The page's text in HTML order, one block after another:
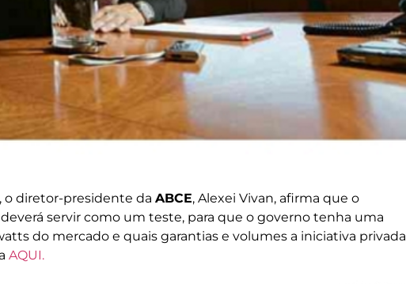
, o diretor-presidente da ABCE, Alexei Vivan, afirma que o
servir como um teste, para que o governo tenha uma
do mercado e quais garantias e volumes a iniciativa privada
AQUI.